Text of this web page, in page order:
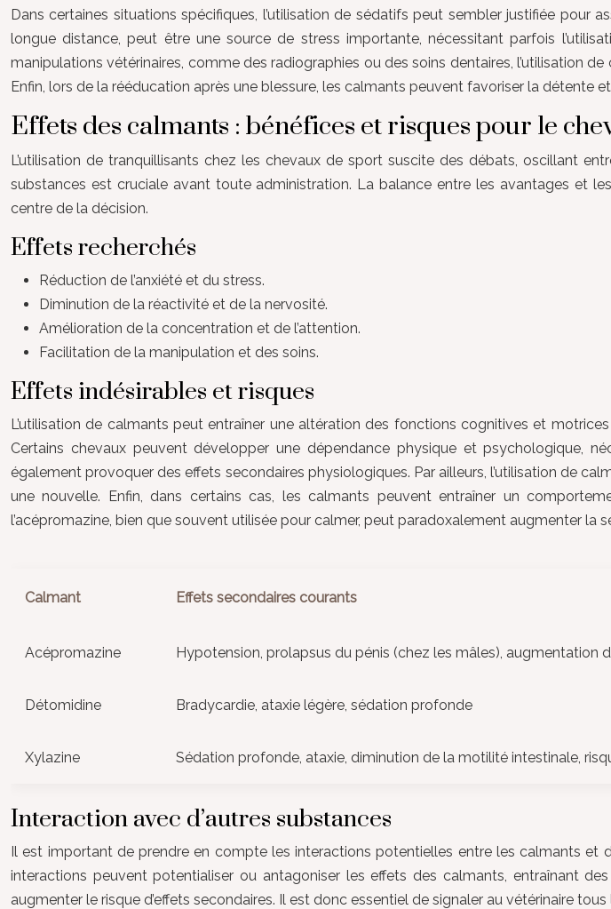
Dans certaines situations spécifiques, l’utilisation de sédatifs peut sembler justifiée
longue distance, peut être une source de stress importante, nécessitant parfois
manipulations vétérinaires, comme des radiographies ou des soins dentaires, l’utilisation
Enfin, lors de la rééducation après une blessure, les calmants peuvent favoriser la détente
Effets des calmants : bénéfices et risques pour le
L’utilisation de tranquillisants chez les chevaux de sport suscite des débats, oscillant
substances est cruciale avant toute administration. La balance entre les avantages et
centre de la décision.
Effets recherchés
Réduction de l’anxiété et du stress.
Diminution de la réactivité et de la nervosité.
Amélioration de la concentration et de l’attention.
Facilitation de la manipulation et des soins.
Effets indésirables et risques
L’utilisation de calmants peut entraîner une altération des fonctions cognitives et
Certains chevaux peuvent développer une dépendance physique et psychologique,
également provoquer des effets secondaires physiologiques. Par ailleurs, l’utilisation de
une nouvelle. Enfin, dans certains cas, les calmants peuvent entraîner un
l’acépromazine, bien que souvent utilisée pour calmer, peut paradoxalement augmenter la
Calmant Effets secondaires courants
Acépromazine Hypotension, prolapsus du pénis (chez les mâles), augmentation
Détomidine Bradycardie, ataxie légère, sédation profonde
Xylazine Sédation profonde, ataxie, diminution de la motilité intestinale,
Interaction avec d’autres substances
Il est important de prendre en compte les interactions potentielles entre les calmants et
interactions peuvent potentialiser ou antagoniser les effets des calmants, entraînant
augmenter le risque d’effets secondaires. Il est donc essentiel de signaler au vétérinaire